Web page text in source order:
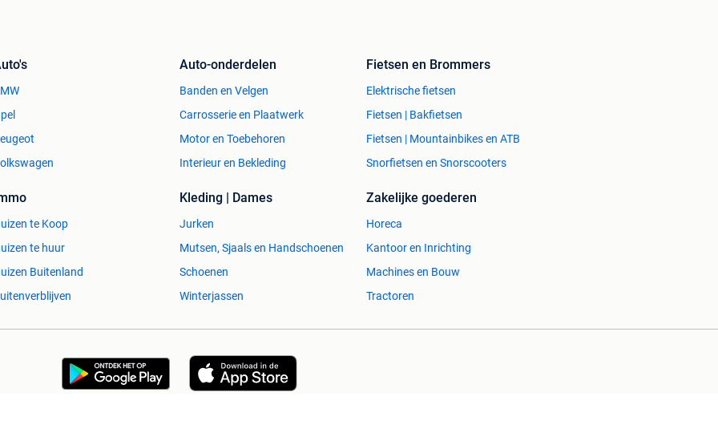
Auto-onderdelen
Banden en Velgen
Carrosserie en Plaatwerk
Motor en Toebehoren
Interieur en Bekleding
Fietsen en Brommers
Elektrische fietsen
Fietsen | Bakfietsen
Fietsen | Mountainbikes en ATB
Snorfietsen en Snorscooters
te Koop
te huur
Buitenland
Kleding | Dames
Jurken
Mutsen, Sjaals en Handschoenen
Schoenen
Winterjassen
Zakelijke goederen
Horeca
Kantoor en Inrichting
Machines en Bouw
Tractoren